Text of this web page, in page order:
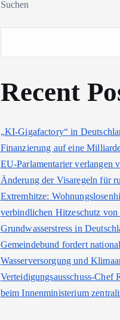
Suchen
Recent
„KI-Gigafactory“ in
Finanzierung auf eine
EU-Parlamentarier verlangen
Änderung der Visaregeln für
Extremhitze:
verbindlichen Hitzeschutz
Grundwasserstress in
Gemeindebund fordert
Wasserversorgung und
Verteidigungsausschuss-Chef
beim Innenministerium